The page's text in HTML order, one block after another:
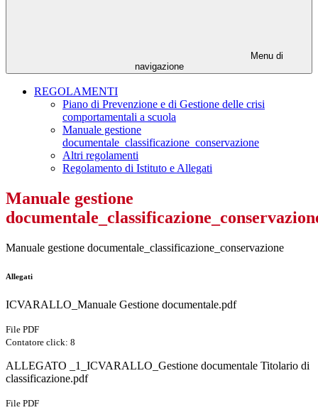
Menu di
navigazione
REGOLAMENTI
Piano di Prevenzione e di Gestione delle crisi
comportamentali a scuola
Manuale gestione
documentale_classificazione_conservazione
Altri regolamenti
Regolamento di Istituto e Allegati
Manuale gestione
Manuale gestione documentale_classificazione_conservazione
Allegati
ICVARALLO_Manuale Gestione documentale.pdf
File PDF
Contatore click: 8
ALLEGATO _1_ICVARALLO_Gestione documentale Titolario di
classificazione.pdf
File PDF